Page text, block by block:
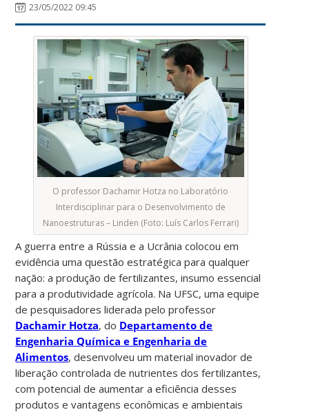
23/05/2022 09:45
O professor Dachamir Hotza no Laboratório
Interdisciplinar para o Desenvolvimento de
Nanoestruturas – Linden (Foto: Luís Carlos Ferrari)
A guerra entre a Rússia e a Ucrânia colocou em
evidência uma questão estratégica para qualquer
nação: a produção de fertilizantes, insumo essencial
para a produtividade agrícola. Na UFSC, uma equipe
de pesquisadores liderada pelo professor
Dachamir Hotza, do Departamento de
Engenharia Química e Engenharia de
Alimentos, desenvolveu um material inovador de
liberação controlada de nutrientes dos fertilizantes,
com potencial de aumentar a eficiência desses
produtos e vantagens econômicas e ambientais